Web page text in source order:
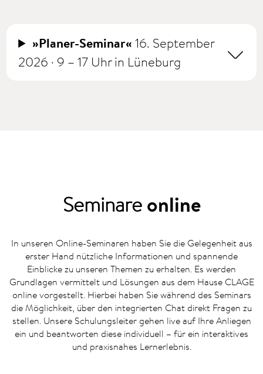
»Planer-Seminar«16. September
2026 · 9 – 17 Uhr in Lüneburg
Seminareonline
In unseren Online-Seminaren haben Sie die Gelegenheit aus
erster Hand nützliche Informationen und spannende
Einblicke zu unseren Themen zu erhalten. Es werden
Grundlagen vermittelt und Lösungen aus dem Hause CLAGE
online vorgestellt. Hierbei haben Sie während des Seminars
die Möglichkeit, über den integrierten Chat direkt Fragen zu
stellen. Unsere Schulungsleiter gehen live auf Ihre Anliegen
ein und beantworten diese individuell – für ein interaktives
und praxisnahes Lernerlebnis.